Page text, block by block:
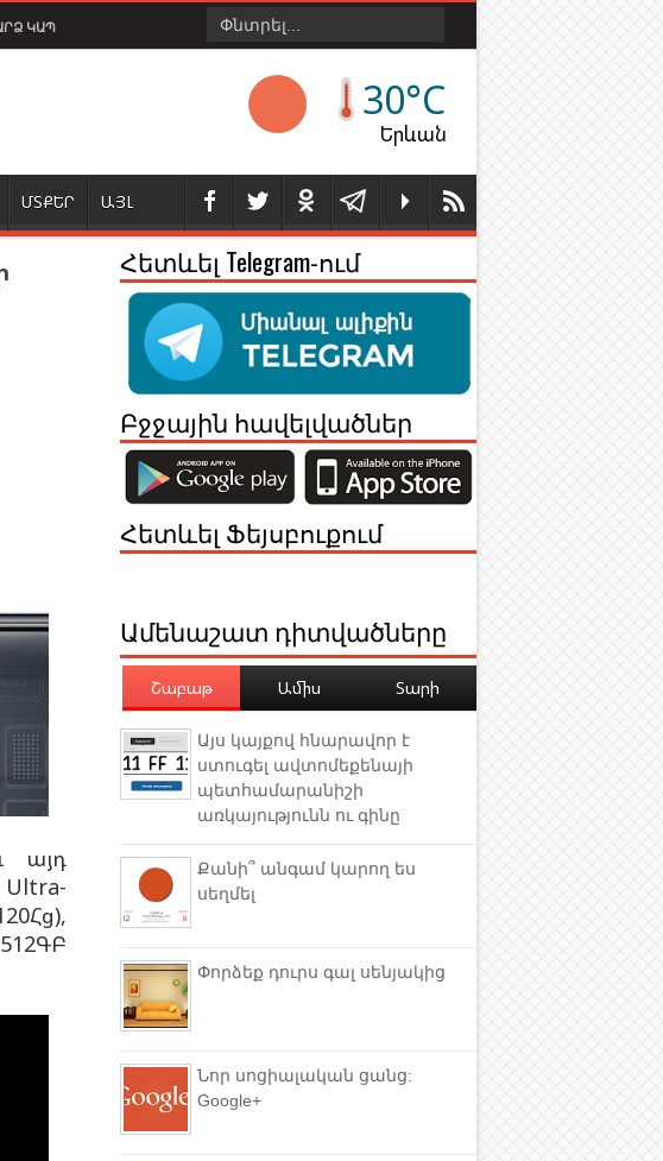
ԿԱՊ
30°C
Երևան
ՄՏՔԵՐ ԱՅԼ
այդ
Ultra-
Հետևել Telegram-ում
Բջջային հավելվածներ
Հետևել Ֆեյսբուքում
Ամենաշատ դիտվածները
Շաբաթ Ամիս Տարի
Այս կայքով հնարավոր է
ստուգել ավտոմեքենայի
պետհամարանիշի
առկայությունն ու գինը
Քանի՞ անգամ կարող ես
սեղմել
Փորձեք դուրս գալ սենյակից
Նոր սոցիալական ցանց:
Google+